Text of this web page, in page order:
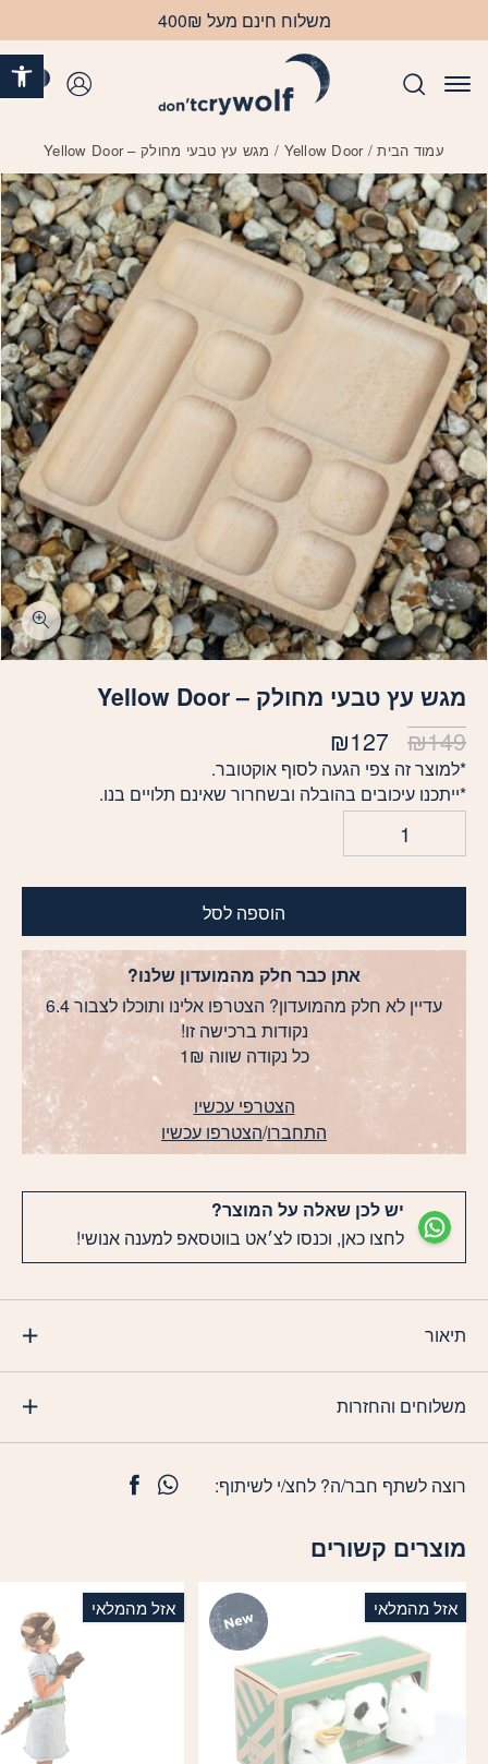
משלוח חינם מעל 400₪
עמוד הבית/
Yellow Door / מגש עץ טבעי מחולק – Yellow Door
מגש עץ טבעי מחולק – Yellow Door
₪149
המחיר
המקורי
היה:
₪127
המחיר
הנוכחי
הוא:
*למוצר זה צפי הגעה לסוף אוקטובר.
*ייתכנו עיכובים בהובלה ובשחרור שאינם תלויים בנו.
הוספה לסל
אתן כבר חלק מהמועדון שלנו?
עדיין לא חלק מהמועדון? הצטרפו אלינו ותוכלו לצבור 6.4
נקודות ברכישה זו!
כל נקודה שווה 1₪
הצטרפי עכשיו
התחברו/הצטרפו עכשיו
יש לכן שאלה על המוצר?
לחצו כאן, וכנסו לצ׳אט בווטסאפ למענה אנושי!
תיאור
משלוחים והחזרות
רוצה לשתף חבר/ה? לחצ/י לשיתוף:
מוצרים קשורים
אזל מהמלאי אזל מהמלאי